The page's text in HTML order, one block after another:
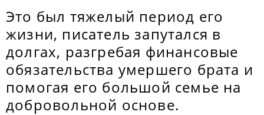
Это был тяжелый период его
жизни, писатель запутался в
долгах, разгребая финансовые
обязательства умершего брата и
помогая его большой семье на
добровольной основе.